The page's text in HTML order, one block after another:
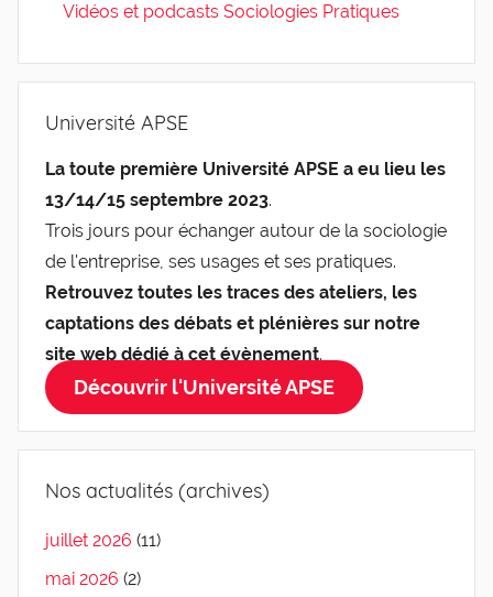
Vidéos et podcasts Sociologies Pratiques
Université APSE
La toute première Université APSE a eu lieu les
13/14/15 septembre 2023.
Trois jours pour échanger autour de la sociologie
de l'entreprise, ses usages et ses pratiques.
Retrouvez toutes les traces des ateliers, les
captations des débats et plénières sur notre
site web dédié à cet évènement.
Découvrir l'Université APSE
Nos actualités (archives)
juillet 2026 (11)
mai 2026 (2)